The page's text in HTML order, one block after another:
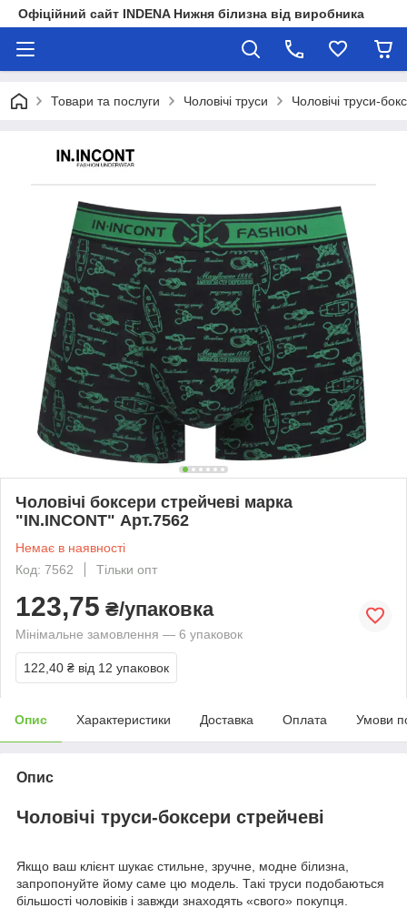
Офіційний сайт INDENA Нижня білизна від виробника
Товари та послуги Чоловічі труси Чоловічі труси-
Чоловічі боксери стрейчеві марка
"IN.INCONT" Арт.7562
Немає в наявності
Код: 7562
Тільки опт
123,75 ₴/упаковка
Мінімальне замовлення — 6 упаковок
122,40 ₴ від 12 упаковок
Опис Характеристики Доставка Оплата Умови
Опис
Чоловічі труси-боксери стрейчеві
Якщо ваш клієнт шукає стильне, зручне, модне білизна,
запропонуйте йому саме цю модель. Такі труси подобаються
більшості чоловіків і завжди знаходять «свого» покупця.